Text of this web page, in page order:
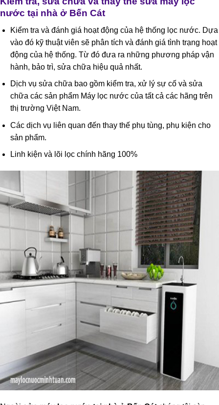
nước tại nhà ở Bến Cát
Kiểm tra và đánh giá hoạt động của hệ thống lọc nước. Dựa
vào đó kỹ thuật viên sẽ phân tích và đánh giá tình trạng hoạt
động của hệ thống. Từ đó đưa ra những phương pháp vận
hành, bảo trì, sửa chữa hiệu quả nhất.
Dịch vụ sửa chữa bao gồm kiểm tra, xử lý sự cố và sửa
chữa các sản phẩm Máy lọc nước của tất cả các hãng trên
thị trường Việt Nam.
Các dịch vụ liên quan đến thay thế phụ tùng, phụ kiện cho
sản phẩm.
Linh kiện và lõi lọc chính hãng 100%